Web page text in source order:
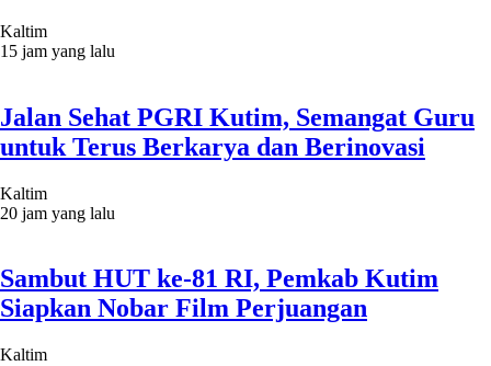
Kaltim
15 jam yang lalu
Jalan Sehat PGRI Kutim, Semangat Guru
untuk Terus Berkarya dan Berinovasi
Kaltim
20 jam yang lalu
Sambut HUT ke-81 RI, Pemkab Kutim
Siapkan Nobar Film Perjuangan
Kaltim